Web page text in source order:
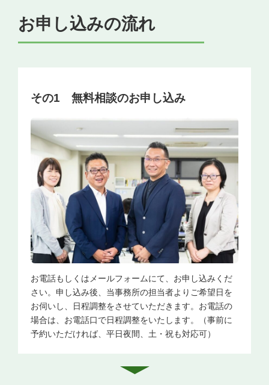
お申し込みの流れ
その1 無料相談のお申し込み
お電話もしくはメールフォームにて、お申し込みくだ
さい。申し込み後、当事務所の担当者よりご希望日を
お伺いし、日程調整をさせていただきます。お電話の
場合は、お電話口で日程調整をいたします。（事前に
予約いただければ、平日夜間、土・祝も対応可）